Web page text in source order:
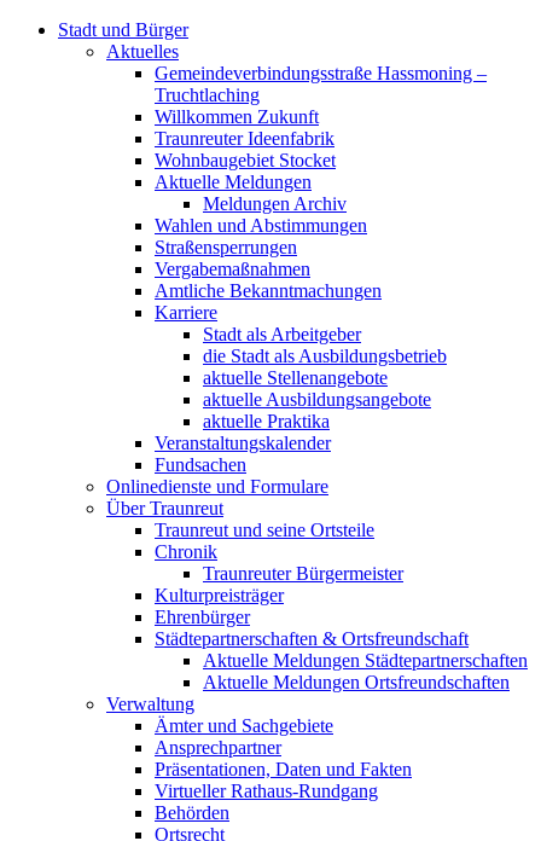
Stadt und Bürger
Aktuelles
Gemeindeverbindungsstraße Hassmoning –
Truchtlaching
Willkommen Zukunft
Traunreuter Ideenfabrik
Wohnbaugebiet Stocket
Aktuelle Meldungen
Meldungen Archiv
Wahlen und Abstimmungen
Straßensperrungen
Vergabemaßnahmen
Amtliche Bekanntmachungen
Karriere
Stadt als Arbeitgeber
die Stadt als Ausbildungsbetrieb
aktuelle Stellenangebote
aktuelle Ausbildungsangebote
aktuelle Praktika
Veranstaltungskalender
Fundsachen
Onlinedienste und Formulare
Über Traunreut
Traunreut und seine Ortsteile
Chronik
Traunreuter Bürgermeister
Kulturpreisträger
Ehrenbürger
Städtepartnerschaften & Ortsfreundschaft
Aktuelle Meldungen Städtepartnerschaften
Aktuelle Meldungen Ortsfreundschaften
Verwaltung
Ämter und Sachgebiete
Ansprechpartner
Präsentationen, Daten und Fakten
Virtueller Rathaus-Rundgang
Behörden
Ortsrecht